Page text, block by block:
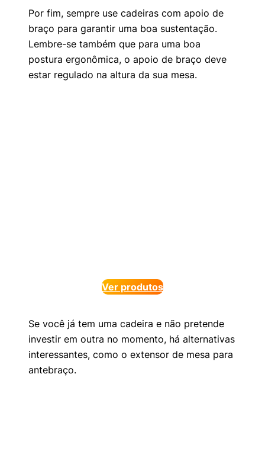
Por fim, sempre use cadeiras com apoio de
braço para garantir uma boa sustentação.
Lembre-se também que para uma boa
postura ergonômica, o apoio de braço deve
estar regulado na altura da sua mesa.
Ver produtos
Se você já tem uma cadeira e não pretende
investir em outra no momento, há alternativas
interessantes, como o extensor de mesa para
antebraço.